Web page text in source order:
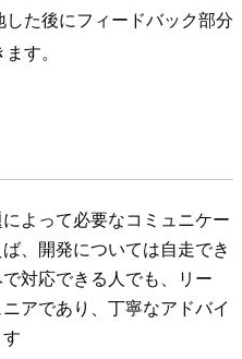
た後にフィードバック部分
す。
よって必要なコミュニケー
、開発については自走でき
対応できる人でも、リー
アであり、丁寧なアドバイ